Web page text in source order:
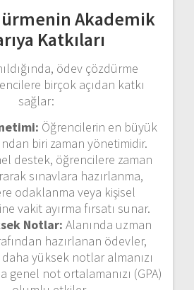
Akademik
Katkıları
ödev çözdürme
birçok açıdan katkı
sağlar:
Öğrencilerin en büyük
biri zaman yönetimidir.
destek, öğrencilere zaman
sınavlara hazırlanma,
odaklanma veya kişisel
vakit ayırma fırsatı sunar.
Notlar: Alanında uzman
hazırlanan ödevler,
yüksek notlar almanızı
genel not ortalamanızı (GPA)